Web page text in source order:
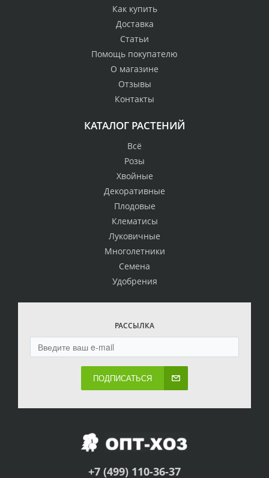
Как купить
Доставка
Статьи
Помощь покупателю
О магазине
Отзывы
Контакты
КАТАЛОГ РАСТЕНИЙ
Всё
Розы
Хвойные
Декоративные
Плодовые
Клематисы
Луковичные
Многолетники
Семена
Удобрения
РАССЫЛКА
ПОДПИСАТЬСЯ
+7 (499) 110-36-37